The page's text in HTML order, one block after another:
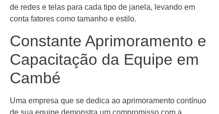
de redes e telas para cada tipo de janela, levando em
conta fatores como tamanho e estilo.
Constante Aprimoramento e
Capacitação da Equipe em
Cambé
Uma empresa que se dedica ao aprimoramento contínuo
de sua equipe demonstra um compromisso com a